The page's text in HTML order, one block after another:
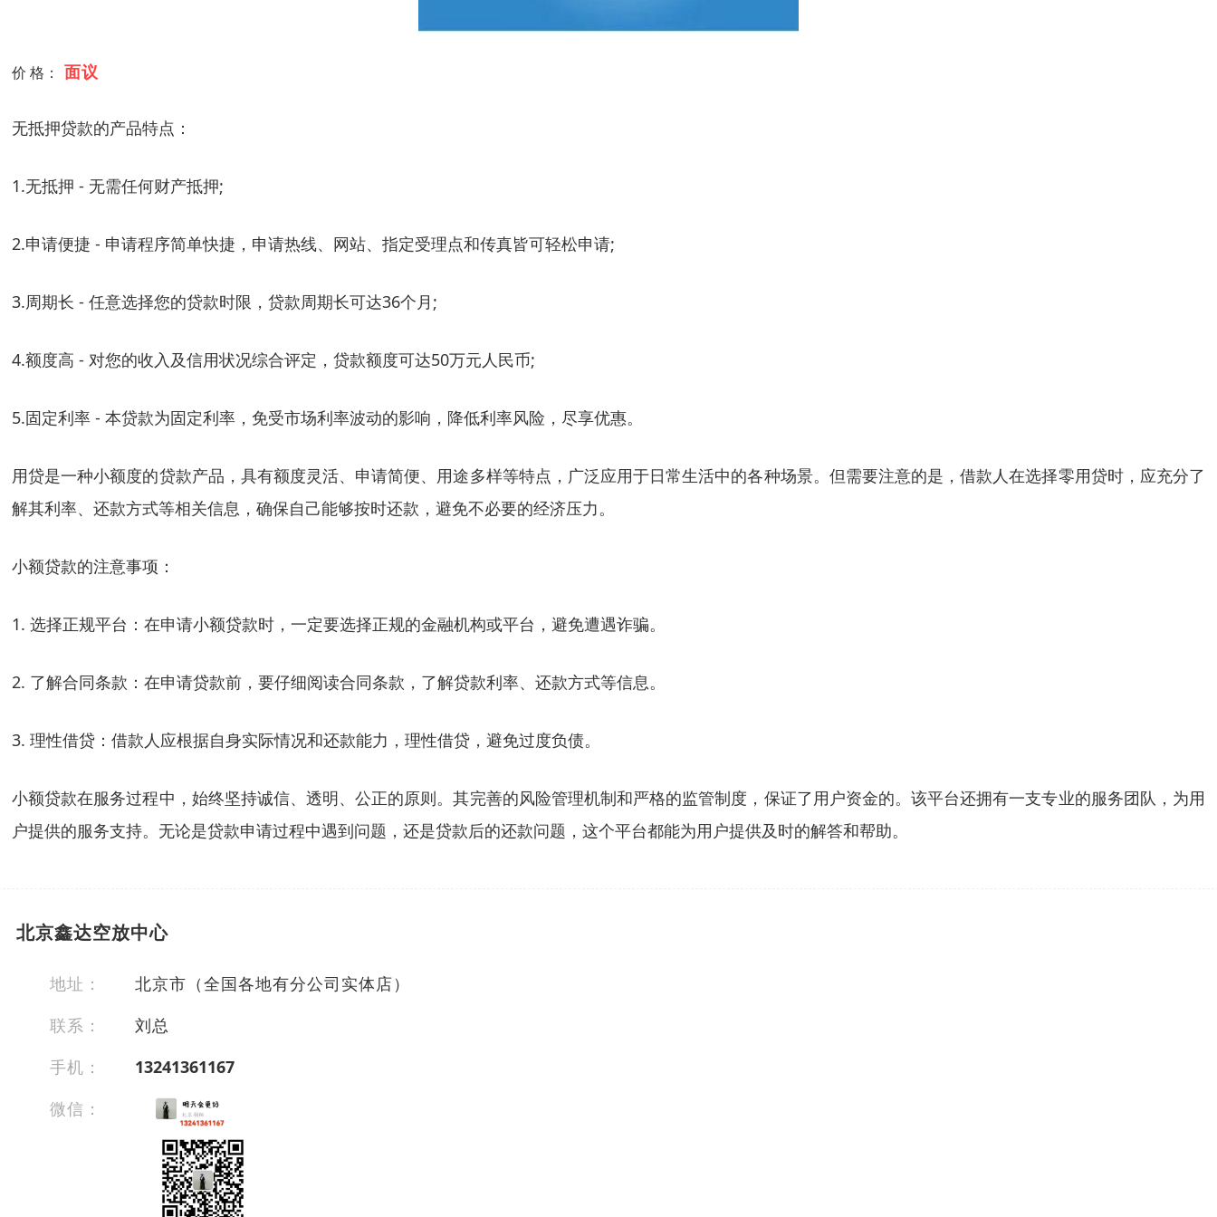
价 格： 面议
无抵押贷款的产品特点：
1.无抵押 - 无需任何财产抵押;
2.申请便捷 - 申请程序简单快捷，申请热线、网站、指定受理点和传真皆可轻松申请;
3.周期长 - 任意选择您的贷款时限，贷款周期长可达36个月;
4.额度高 - 对您的收入及信用状况综合评定，贷款额度可达50万元人民币;
5.固定利率 - 本贷款为固定利率，免受市场利率波动的影响，降低利率风险，尽享优惠。
用贷是一种小额度的贷款产品，具有额度灵活、申请简便、用途多样等特点，广泛应用于日常生活中的各种场景。但需要注意的是，借款人在选择零用贷时，应充分了
解其利率、还款方式等相关信息，确保自己能够按时还款，避免不必要的经济压力。
小额贷款的注意事项：
1. 选择正规平台：在申请小额贷款时，一定要选择正规的金融机构或平台，避免遭遇诈骗。
2. 了解合同条款：在申请贷款前，要仔细阅读合同条款，了解贷款利率、还款方式等信息。
3. 理性借贷：借款人应根据自身实际情况和还款能力，理性借贷，避免过度负债。
小额贷款在服务过程中，始终坚持诚信、透明、公正的原则。其完善的风险管理机制和严格的监管制度，保证了用户资金的。该平台还拥有一支专业的服务团队，为用
户提供的服务支持。无论是贷款申请过程中遇到问题，还是贷款后的还款问题，这个平台都能为用户提供及时的解答和帮助。
北京鑫达空放中心
地址：
北京市（全国各地有分公司实体店）
联系：
刘总
手机：
13241361167
微信：